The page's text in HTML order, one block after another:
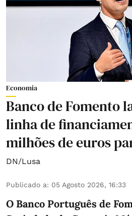
Economia
Banco de Fomento
linha de
milhões de euros
DN/Lusa
Publicado a: 05 Agosto 2026, 16:33
O Banco Português de